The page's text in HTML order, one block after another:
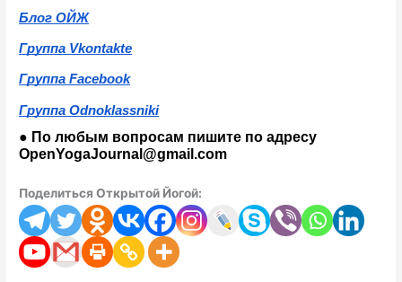
Блог ОЙЖ
Группа Vkontakte
Группа Facebook
Группа Odnoklassniki
● По любым вопросам пишите по адресу
OpenYogaJournal@gmail.com
Поделиться Открытой Йогой: